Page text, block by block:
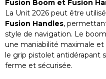
Fusion Boom et Fusion
La Unit 2026 peut être
Fusion Handles,
style de navigation. Le
une maniabilité maximale
le grip pistolet antidérapant
ferme et sécurisée.